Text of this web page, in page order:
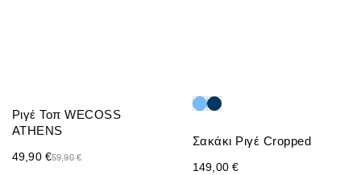
Ριγέ Τοπ WECOSS
ATHENS
59,90€
49,90 €
Σακάκι Ριγέ Cropped
149,00 €